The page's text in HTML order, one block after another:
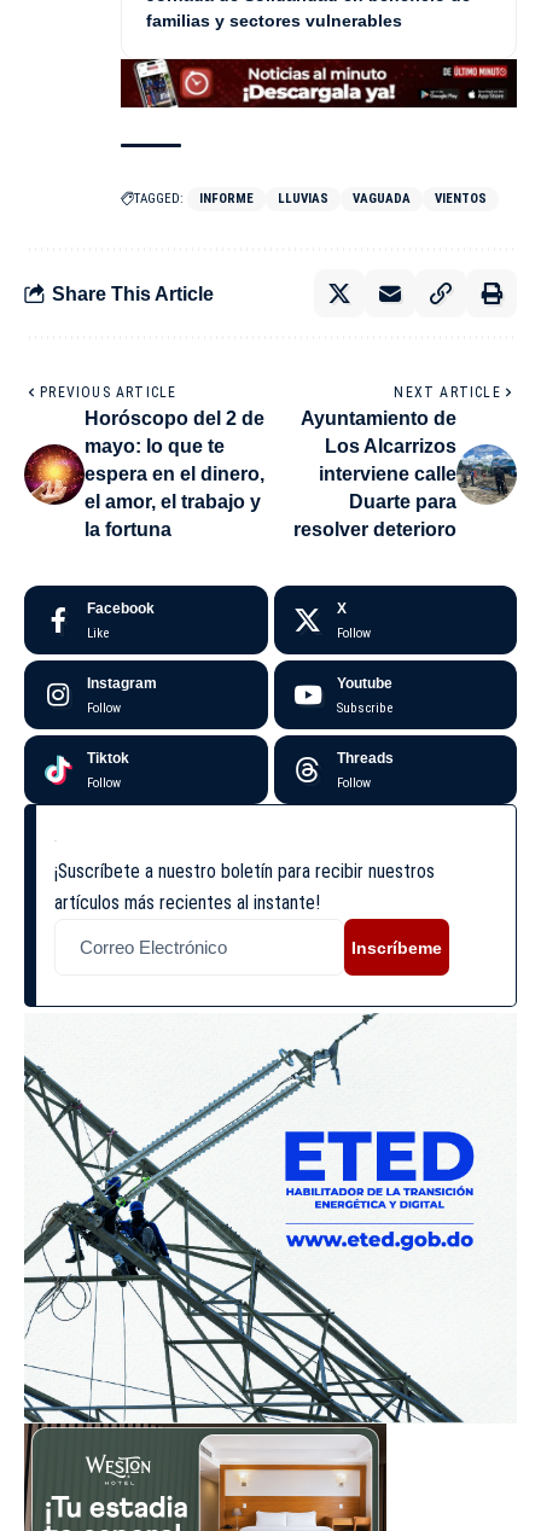
familias y sectores vulnerables
TAGGED: INFORME LLUVIAS VAGUADA VIENTOS
Share This Article
PREVIOUS ARTICLE
Horóscopo del 2 de
mayo: lo que te
espera en el dinero,
el amor, el trabajo y
la fortuna
NEXT ARTICLE
Ayuntamiento de
Los Alcarrizos
interviene calle
Duarte para
resolver deterioro
Facebook
Like
X
Follow
Instagram
Follow
Youtube
Subscribe
Tiktok
Follow
Threads
Follow
¡Suscríbete a nuestro boletín para recibir nuestros
artículos más recientes al instante!
Inscríbeme